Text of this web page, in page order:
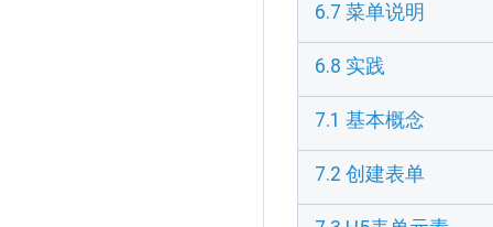
6.7 菜单说明
6.8 实践
7.1 基本概念
7.2 创建表单